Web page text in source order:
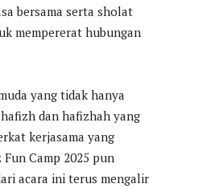
bersama serta sholat
mempererat hubungan
yang tidak hanya
dan hafizhah yang
kerjasama yang
Camp 2025 pun
acara ini terus mengalir